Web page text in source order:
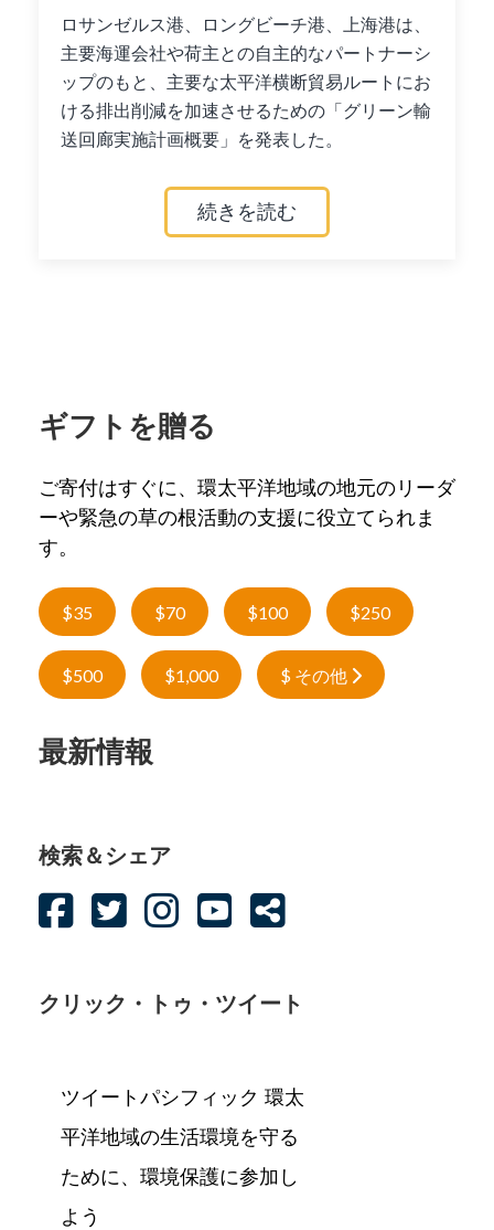
ロサンゼルス港、ロングビーチ港、上海港は、
主要海運会社や荷主との自主的なパートナーシ
ップのもと、主要な太平洋横断貿易ルートにお
ける排出削減を加速させるための「グリーン輸
送回廊実施計画概要」を発表した。
続きを読む
ギフトを贈る
ご寄付はすぐに、環太平洋地域の地元のリーダ
ーや緊急の草の根活動の支援に役立てられま
す。
$35 $70 $100 $250
$500 $1,000 $ その他
最新情報
検索＆シェア
クリック・トゥ・ツイート
ツイートパシフィック 環太
平洋地域の生活環境を守る
ために、環境保護に参加し
よう